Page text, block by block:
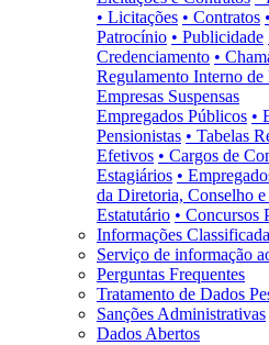
• Licitações • Contratos
Patrocínio • Publicidade
Credenciamento •
Regulamento Interno
Empresas Suspensas
Empregados Públicos •
Pensionistas • Tabelas
Efetivos • Cargos de
Estagiários •
da Diretoria, Conselho
Estatutário • Concursos
Informações
Serviço de informação
Perguntas Frequentes
Tratamento de Dados
Sanções Administrativas
Dados Abertos